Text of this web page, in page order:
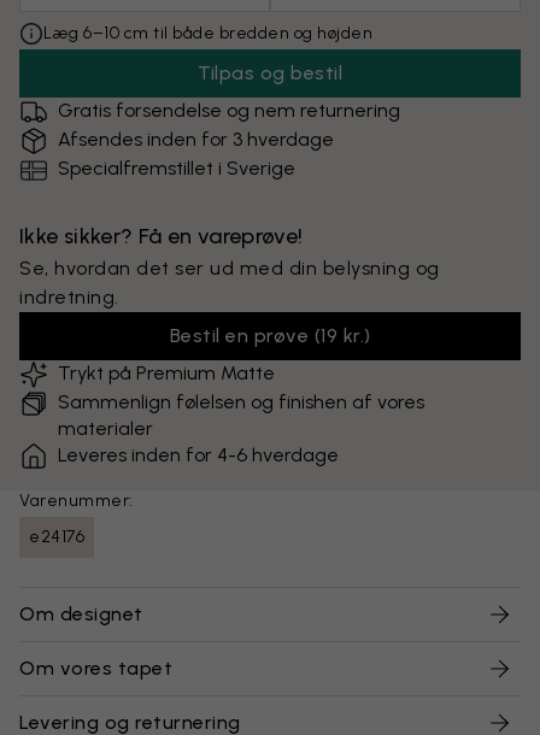
Læg 6–10 cm til både bredden og højden
Tilpas og bestil
Gratis forsendelse og nem returnering
Afsendes inden for 3 hverdage
Specialfremstillet i Sverige
Ikke sikker? Få en vareprøve!
Se, hvordan det ser ud med din belysning og
indretning.
Bestil en prøve (19 kr.)
Trykt på Premium Matte
Sammenlign følelsen og finishen af vores
materialer
Leveres inden for 4-6 hverdage
Varenummer:
e24176
Om designet
Om vores tapet
Levering og returnering